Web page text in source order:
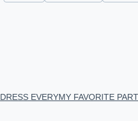
DRESS EVERYMY FAVORITE PART